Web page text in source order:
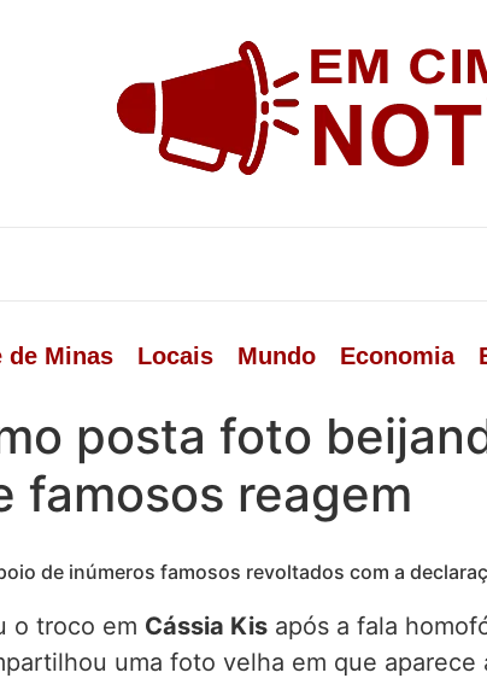
de Minas Locais Mundo Economia
posta foto
famosos reagem
de inúmeros famosos revoltados com a
o troco em Cássia Kis após a fala
uma foto velha em que aparece